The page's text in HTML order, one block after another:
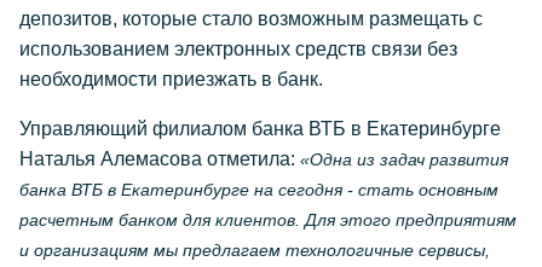
депозитов, которые стало возможным размещать с
использованием электронных средств связи без
необходимости приезжать в банк.
Управляющий филиалом банка ВТБ в Екатеринбурге
Наталья Алемасова отметила: «Одна из задач развития
банка ВТБ в Екатеринбурге на сегодня - стать основным
расчетным банком для клиентов. Для этого предприятиям
и организациям мы предлагаем технологичные сервисы,